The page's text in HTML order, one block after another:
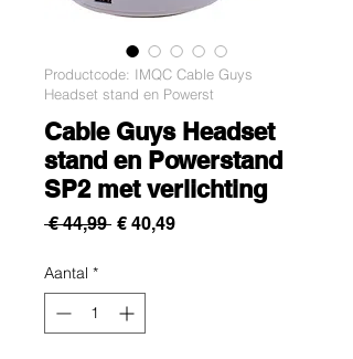
Productcode: IMQC Cable Guys
Headset stand en Powerst
Cable Guys Headset
stand en Powerstand
SP2 met verlichting
€ 44,99 Normale
€ 40,49Verkoopprijs
Aantal *